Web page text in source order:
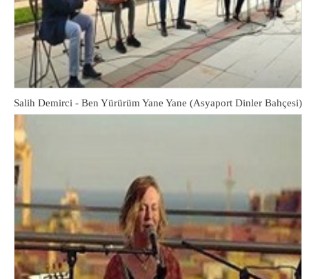
Salih Demirci - Ben Yürürüm Yane Yane (Asyaport Dinler Bahçesi)